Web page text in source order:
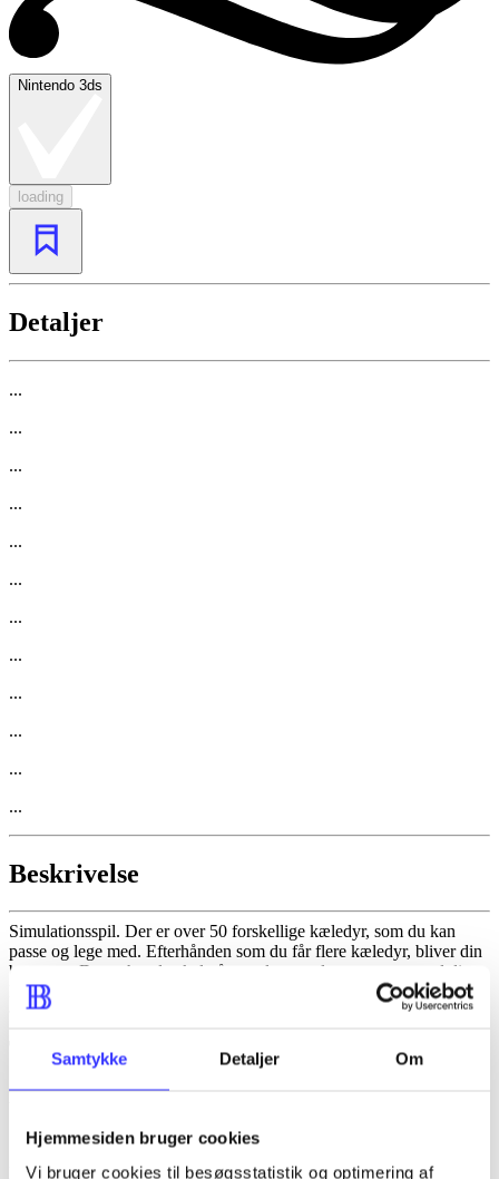
Samtykke Detaljer Om
Hjemmesiden bruger cookies
Vi bruger cookies til besøgsstatistik og optimering af
Nintendo 3ds
loading
Detaljer
...
...
...
...
...
...
...
...
...
...
...
...
Beskrivelse
Simulationsspil. Der er over 50 forskellige kæledyr, som du kan
passe og lege med. Efterhånden som du får flere kæledyr, bliver din
by større. Det er her du skal gå ture, lege og løse opgaver med dine
kæledyr. På landet kan du fx få en zebra og verdens sødeste panda.
Tidsskrift
Artiklen er en del af
lorem ipsum dolor sit amet ...